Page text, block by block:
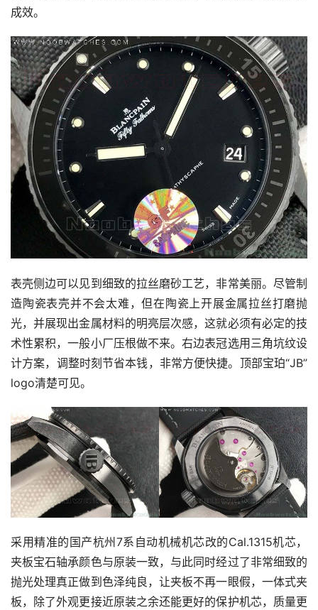
成效。
表壳侧边可以见到细致的拉丝磨砂工艺，非常美丽。尽管制
造陶瓷表壳并不会太难，但在陶瓷上开展金属拉丝打磨抛
光，并展现出金属材料的明亮层次感，这就必须有必定的技
术性累积，一般小厂压根做不来。右边表冠选用三角坑纹设
计方案，调整时刻节省本钱，非常方便快捷。顶部宝珀“JB”
logo清楚可见。
采用精准的国产杭州7系自动机械机芯改的Cal.1315机芯，
夹板宝石轴承颜色与原装一致，与此同时经过了非常细致的
抛光处理真正做到色泽纯良，让夹板不再一眼假，一体式夹
板，除了外观更接近原装之余还能更好的保护机芯，质量更